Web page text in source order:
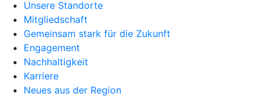
Unsere Standorte
Mitgliedschaft
Gemeinsam stark für die Zukunft
Engagement
Nachhaltigkeit
Karriere
Neues aus der Region